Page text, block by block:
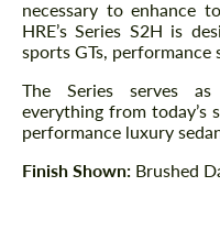
necessary to enhance
HRE’s Series S2H is
sports GTs, performance
The Series serves
everything from today’s
performance luxury
Finish Shown: Brushed